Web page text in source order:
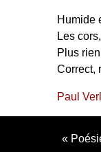
Humide
Les
Plus
Correct,
Paul